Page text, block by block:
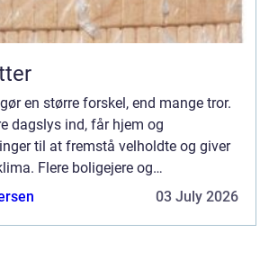
en større forskel, end mange tror.
dagslys ind, får hjem og
til at fremstå velholdte og giver
Flere boligejere og
vælger derfor at bruge en03 July 2026